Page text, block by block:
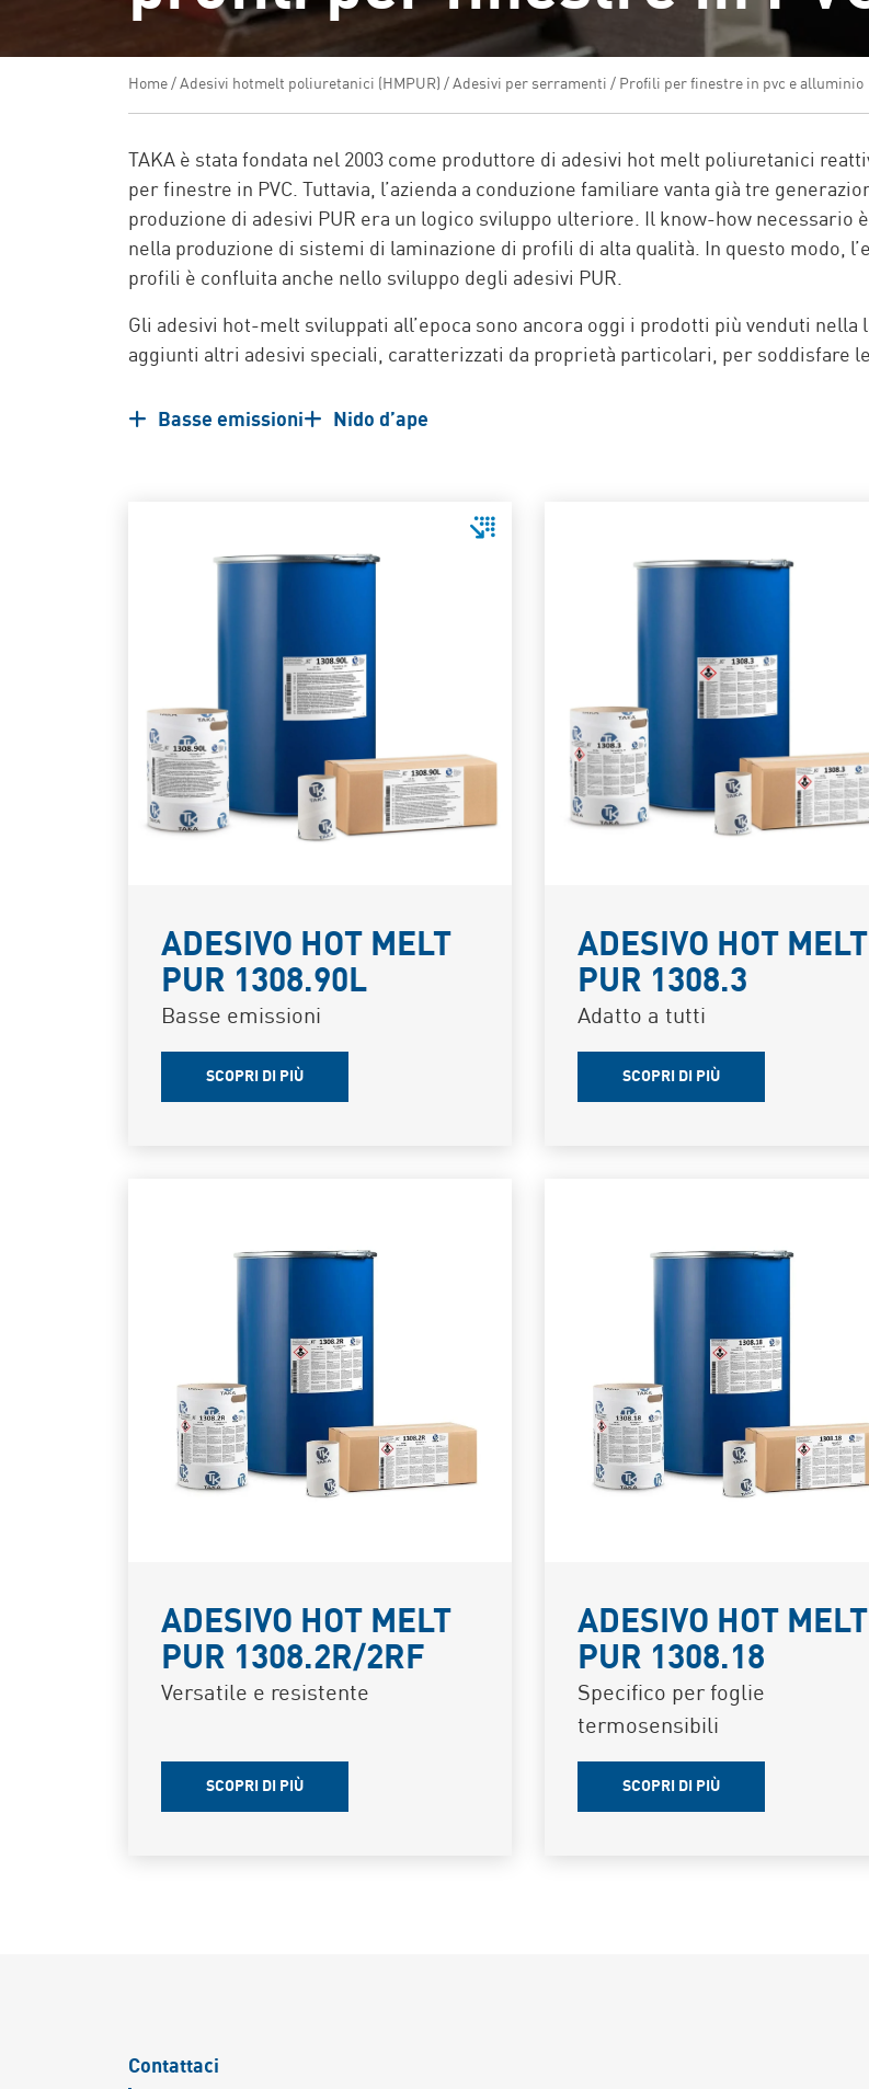
Home / Adesivi hotmelt poliuretanici (HMPUR) / Adesivi per serramenti / Profili per finestre in pvc e alluminio
TAKA è stata fondata nel 2003 come produttore di adesivi hot melt poliuretanici
per finestre in PVC. Tuttavia, l’azienda a conduzione familiare vanta già tre
produzione di adesivi PUR era un logico sviluppo ulteriore. Il know-how necessario
nella produzione di sistemi di laminazione di profili di alta qualità. In questo modo,
profili è confluita anche nello sviluppo degli adesivi PUR.
Gli adesivi hot-melt sviluppati all’epoca sono ancora oggi i prodotti più venduti
aggiunti altri adesivi speciali, caratterizzati da proprietà particolari, per soddisfare
Basse emissioni Nido d’ape
ADESIVO HOT MELT
PUR 1308.90L
Basse emissioni
SCOPRI DI PIÙ
ADESIVO HOT MELT
PUR 1308.3
Adatto a tutti
SCOPRI DI PIÙ
ADESIVO HOT MELT
PUR 1308.2R/2RF
Versatile e resistente
SCOPRI DI PIÙ
ADESIVO HOT MELT
PUR 1308.18
Specifico per foglie
termosensibili
SCOPRI DI PIÙ
Contattaci